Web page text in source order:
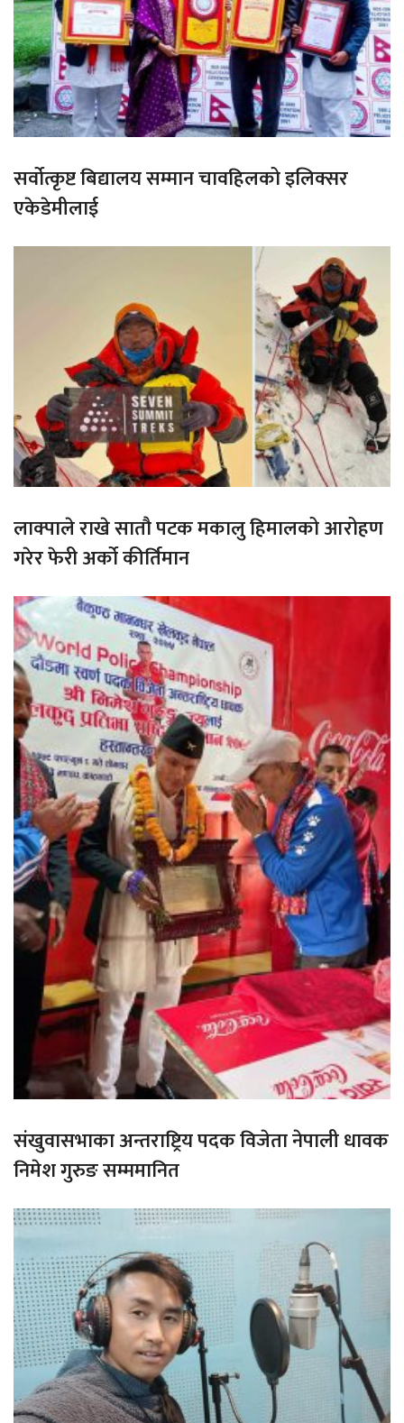
सर्वोत्कृष्ट बिद्यालय सम्मान चावहिलको इलिक्सर
एकेडेमीलाई
लाक्पाले राखे सातौ पटक मकालु हिमालको आरोहण
गरेर फेरी अर्को कीर्तिमान
संखुवासभाका अन्तराष्ट्रिय पदक विजेता नेपाली धावक
निमेश गुरुङ सम्ममानित